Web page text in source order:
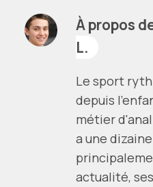
À propos
L.
Le sport
depuis
métier
a une
actualité,